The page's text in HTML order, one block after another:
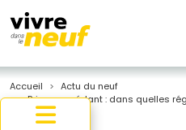
Accueil
Actu du neuf
Primo-accédant : dans quelles
2026 ?